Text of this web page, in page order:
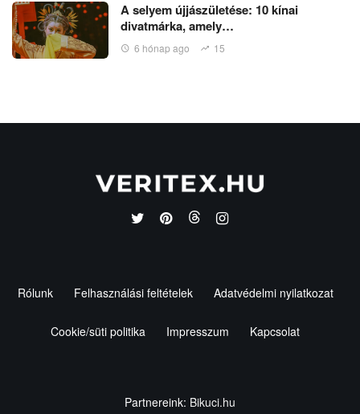
A selyem újjászületése: 10 kínai
divatmárka, amely…
6 hónap ago 15
Rólunk Felhasználási feltételek Adatvédelmi nyilatkozat
Cookie/süti politika Impresszum Kapcsolat
Partnereink: Bikuci.hu